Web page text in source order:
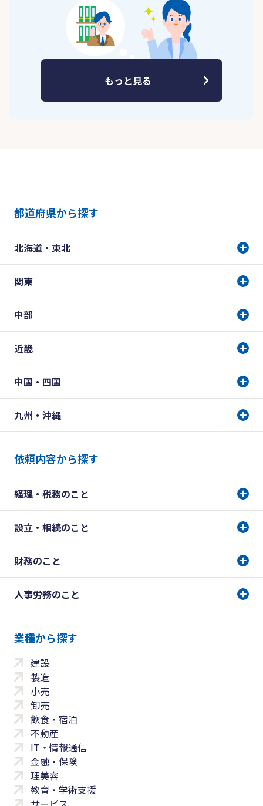
もっと見る
都道府県から探す
北海道・東北
関東
中部
近畿
中国・四国
九州・沖縄
依頼内容から探す
経理・税務のこと
設立・相続のこと
財務のこと
人事労務のこと
業種から探す
建設
製造
小売
卸売
飲食・宿泊
不動産
IT・情報通信
金融・保険
理美容
教育・学術支援